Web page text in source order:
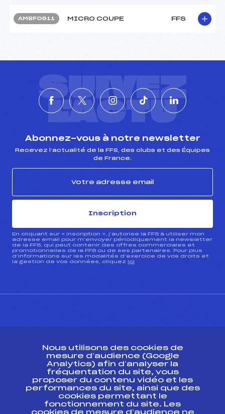
AMBF0911 MICRO COUPE FFS
SUIVEZ
L'ACTU
Abonnez-vous à notre newsletter
Recevez l’actualité de la FFS, des clubs et des Équipes
de France.
Inscription
En cliquant sur « inscription », j’autorise la FFS à utiliser mon
adresse email pour m’envoyer périodiquement la newsletter
de la FFS, qui peut contenir des offres commerciales et
promotionnelles de la FFS ou de ses partenaires. Pour plus
d’informations sur les modalités d’exercice de vos droits et
la gestion de vos données, cliquez ici
ESPACE PRESSE
Ressources
Pass’Neige
Projet sportif fédéral
Projet de performance fédéral
Nous utilisons des cookies de
mesure d’audience (Google
Analytics) afin d’analyser la
fréquentation du site, vous
proposer du contenu vidéo et les
performances du site, ainsi que des
cookies permettant le
fonctionnement du site. Les
cookies de mesure d’audience ne